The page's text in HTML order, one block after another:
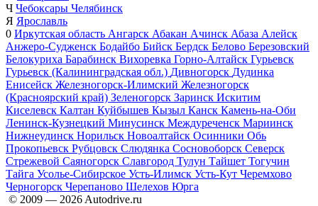
Ч Чебоксары Челябинск
Я Ярославль
0 Иркутская область Ангарск Абакан Ачинск Абаза Алейск
Анжеро-Судженск Бодайбо Бийск Бердск Белово Березовский
Белокуриха Барабинск Вихоревка Горно-Алтайск Гурьевск
Гурьевск (Калининградская обл.) Дивногорск Дудинка
Енисейск Железногорск-Илимский Железногорск
(Красноярский край) Зеленогорск Заринск Искитим
Киселевск Калтан Куйбышев Кызыл Канск Камень-на-Оби
Ленинск-Кузнецкий Минусинск Междуреченск Мариинск
Нижнеудинск Норильск Новоалтайск Осинники Обь
Прокопьевск Рубцовск Слюдянка Сосновоборск Северск
Стрежевой Саяногорск Славгород Тулун Тайшет Тогучин
Тайга Усолье-Сибирское Усть-Илимск Усть-Кут Черемхово
Черногорск Черепаново Шелехов Юрга
© 2009 — 2026 Autodrive.ru